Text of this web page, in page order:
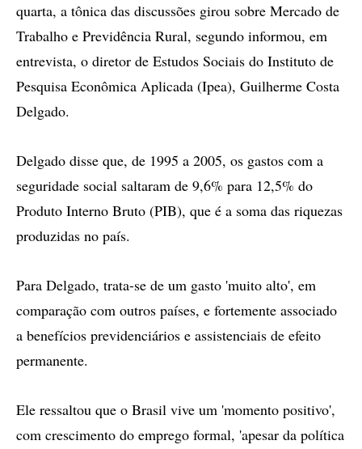
quarta, a tônica das discussões girou sobre Mercado de
Trabalho e Previdência Rural, segundo informou, em
entrevista, o diretor de Estudos Sociais do Instituto de
Pesquisa Econômica Aplicada (Ipea), Guilherme Costa
Delgado.
Delgado disse que, de 1995 a 2005, os gastos com a
seguridade social saltaram de 9,6% para 12,5% do
Produto Interno Bruto (PIB), que é a soma das riquezas
produzidas no país.
Para Delgado, trata-se de um gasto 'muito alto', em
comparação com outros países, e fortemente associado
a benefícios previdenciários e assistenciais de efeito
permanente.
Ele ressaltou que o Brasil vive um 'momento positivo',
com crescimento do emprego formal, 'apesar da política